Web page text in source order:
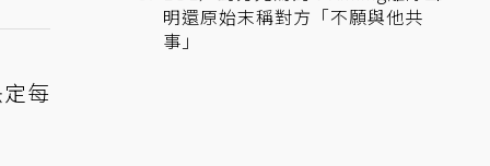
每
明還原始末稱對方「不願與他共
事」